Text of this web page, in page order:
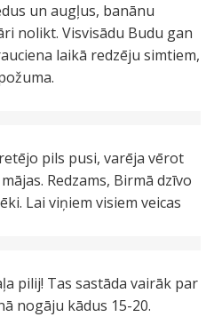
un augļus, banānu
nolikt. Visvisādu Budu gan
laikā redzēju simtiem,
pils pusi, varēja vērot
Redzams, Birmā dzīvo
Lai viņiem visiem veicas
pilij! Tas sastāda vairāk par
nogāju kādus 15-20.